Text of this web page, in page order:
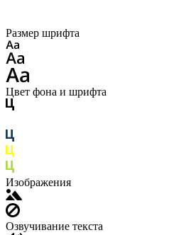
Размер шрифта
Цвет фона и шрифта
Изображения
Озвучивание текста